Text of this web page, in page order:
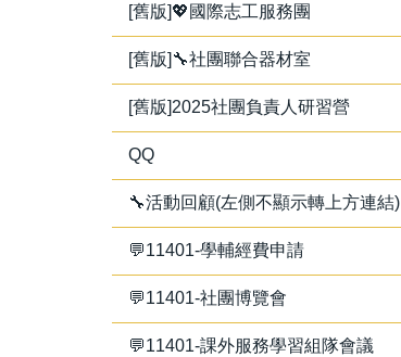
[舊版]💖國際志工服務團
[舊版]🔧社團聯合器材室
[舊版]2025社團負責人研習營
QQ
🔧活動回顧(左側不顯示轉上方連結)
💬11401-學輔經費申請
💬11401-社團博覽會
💬11401-課外服務學習組隊會議